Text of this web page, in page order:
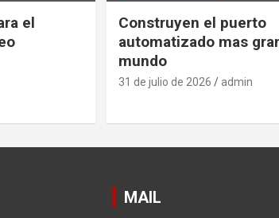
el
Construyen el puerto
automatizado mas
mundo
31 de julio de 2026 admin
MAIL